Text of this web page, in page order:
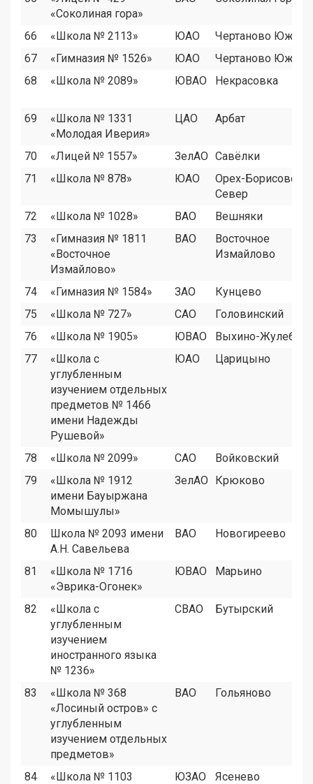
«Соколиная гора»
66 «Школа № 2113» ЮАО
Чертаново Южное
67
«Гимназия № 1526» ЮАО
Чертаново Южное
68
«Школа № 2089» ЮВАО Некрасовка
69
«Школа № 1331
«Молодая Иверия»
ЦАО Арбат
70 «Лицей № 1557» ЗелАО Савёлки
71
«Школа № 878» ЮАО
Орех-Борисово
Север
72
«Школа № 1028» ВАО
Вешняки
73
«Гимназия № 1811
«Восточное
Измайлово»
ВАО
Восточное
Измайлово
74 «Гимназия № 1584» ЗАО
Кунцево
75
«Школа № 727» САО
Головинский
76
«Школа № 1905» ЮВАО
Выхино-Жулебино
77
«Школа с
углубленным
изучением отдельных
предметов № 1466
имени Надежды
Рушевой»
ЮАО Царицыно
78 «Школа № 2099» САО
Войковский
79
«Школа № 1912
имени Бауыржана
Момышулы»
ЗелАО Крюково
80
Школа № 2093 имени
А.Н. Савельева
ВАО Новогиреево
81
«Школа № 1716
«Эврика-Огонек»
ЮВАО Марьино
82
«Школа с
углубленным
изучением
иностранного языка
№ 1236»
СВАО Бутырский
83
«Школа № 368
«Лосиный остров» с
углубленным
изучением отдельных
предметов»
ВАО Гольяново
84
«Школа № 1103
ЮЗАО Ясенево